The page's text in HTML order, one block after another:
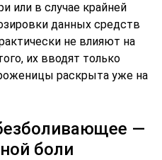
или в случае крайней
данных средств
не влияют на
их вводят только
раскрыта уже на
—
боли